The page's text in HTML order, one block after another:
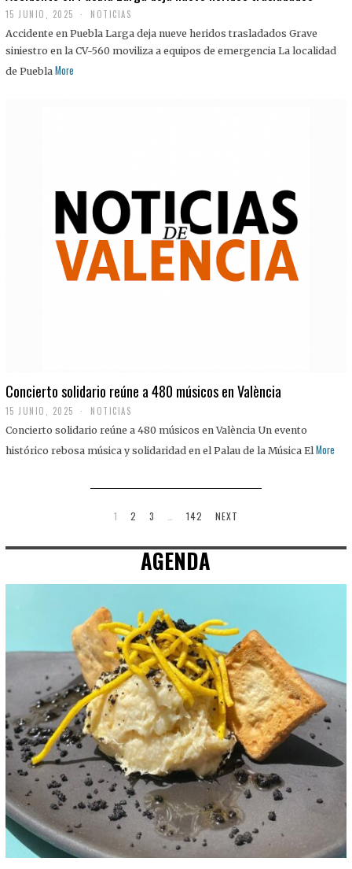
15 JUNIO, 2025 NOTICIAS
Accidente en Puebla Larga deja nueve heridos trasladados Grave
siniestro en la CV-560 moviliza a equipos de emergencia La localidad
de Puebla More
Concierto solidario reúne a 480 músicos en València
15 JUNIO, 2025 NOTICIAS
Concierto solidario reúne a 480 músicos en València Un evento
histórico rebosa música y solidaridad en el Palau de la Música El More
1 2 3 142 NEXT
AGENDA